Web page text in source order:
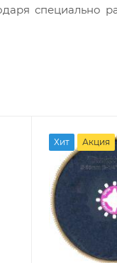
специально
Хит Акция